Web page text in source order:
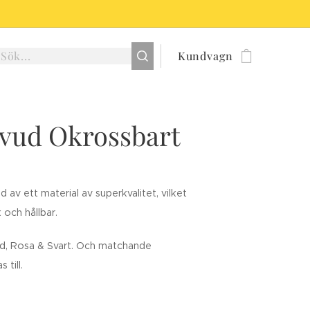
Kundvagn
Okrossbart
av ett material av superkvalitet, vilket
hållbar.
Rosa & Svart. Och matchande
till.